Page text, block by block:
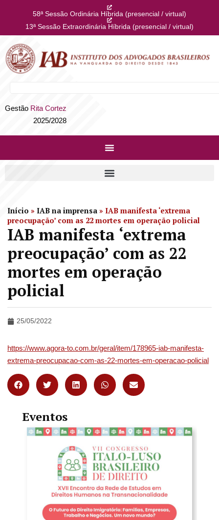
58ª Sessão Ordinária Híbrida (presencial / virtual)
13ª Sessão Extraordinária Híbrida (presencial / virtual)
Gestão Rita Cortez
2025/2028
Início » IAB na imprensa » IAB manifesta ‘extrema
preocupação’ com as 22 mortes em operação policial
IAB manifesta ‘extrema
preocupação’ com as 22
mortes em operação
policial
25/05/2022
https://www.agora-to.com.br/geral/item/178965-iab-manifesta-
extrema-preocupacao-com-as-22-mortes-em-operacao-policial
Eventos